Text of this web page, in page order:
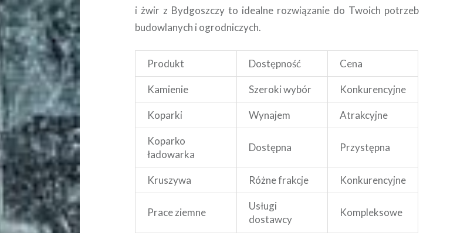
i żwir z Bydgoszczy to idealne rozwiązanie do Twoich potrzeb
budowlanych i ogrodniczych.
Produkt Dostępność Cena
Kamienie Szeroki wybór Konkurencyjne
Koparki Wynajem Atrakcyjne
Koparko
ładowarka
Dostępna Przystępna
Kruszywa Różne frakcje Konkurencyjne
Prace ziemne
Usługi
dostawcy
Kompleksowe